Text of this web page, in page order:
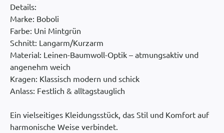
Details:
Marke: Boboli
Farbe: Uni Mintgrün
Schnitt: Langarm/Kurzarm
Material: Leinen-Baumwoll-Optik – atmungsaktiv und
angenehm weich
Kragen: Klassisch modern und schick
Anlass: Festlich & alltagstauglich
Ein vielseitiges Kleidungsstück, das Stil und Komfort auf
harmonische Weise verbindet.